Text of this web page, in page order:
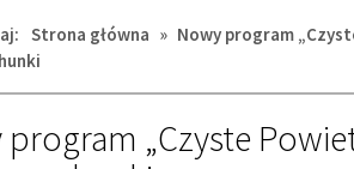
Strona główna » Nowy program
„Czyste